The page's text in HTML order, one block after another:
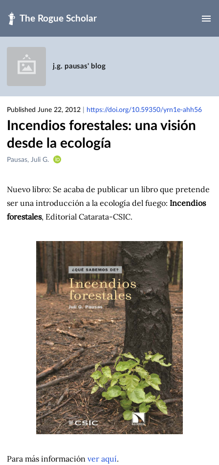
j.g. pausas' blog
Published June 22, 2012 https://doi.org/10.59350/yrn1e-ahh56
Incendios forestales: una visión
desde la ecología
Creators
Pausas, Juli G.
Nuevo libro: Se acaba de publicar un libro que pretende
ser una introducción a la ecología del fuego: Incendios
forestales, Editorial Catarata-CSIC.
Para más información ver aquí.